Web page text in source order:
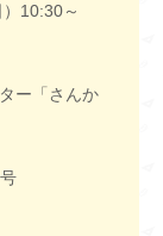
10:30～
ー「さんか